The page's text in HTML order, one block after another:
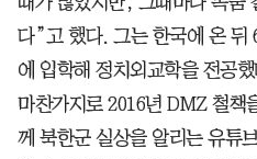
다”고 했다. 그는 한국에 온 뒤
에 입학해 정치외교학을 전공
마찬가지로 2016년 DMZ 철책
께 북한군 실상을 알리는 유튜